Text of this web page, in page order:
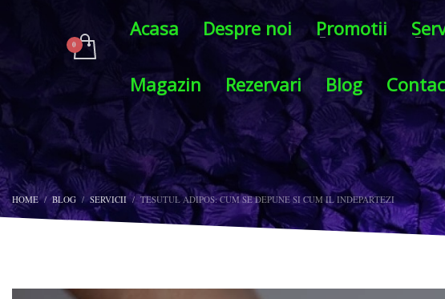
Acasa Despre noi Promotii
Magazin Rezervari Blog
HOME BLOG SERVICII TESUTUL ADIPOS: CUM SE DEPUNE SI CUM IL INDEPARTEZI